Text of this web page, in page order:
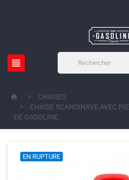

 
CHAISES

CHAISE SCANDINAVE AVEC
DE GASOLINE
EN RUPTURE